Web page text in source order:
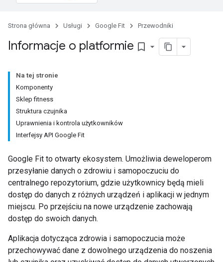
Strona główna Usługi Google Fit Przewodniki
Informacje o platformie bookmark_border
Na tej stronie
Komponenty
Sklep fitness
Struktura czujnika
Uprawnienia i kontrola użytkowników
Interfejsy API Google Fit
Google Fit to otwarty ekosystem. Umożliwia deweloperom
przesyłanie danych o zdrowiu i samopoczuciu do
centralnego repozytorium, gdzie użytkownicy będą mieli
dostęp do danych z różnych urządzeń i aplikacji w jednym
miejscu. Po przejściu na nowe urządzenie zachowają
dostęp do swoich danych.
Aplikacja dotycząca zdrowia i samopoczucia może
przechowywać dane z dowolnego urządzenia do noszenia